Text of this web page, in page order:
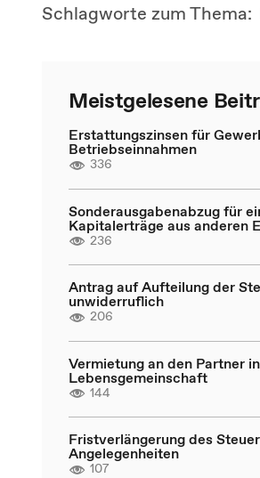
Schlagworte zum Thema:
Meistgelesene
Erstattungszinsen für
Betriebseinnahmen
336
Sonderausgabenabzug für
Kapitalerträge aus anderen
236
Antrag auf Aufteilung der
unwiderruflich
206
Vermietung an den Partner
Lebensgemeinschaft
144
Fristverlängerung des
Angelegenheiten
107